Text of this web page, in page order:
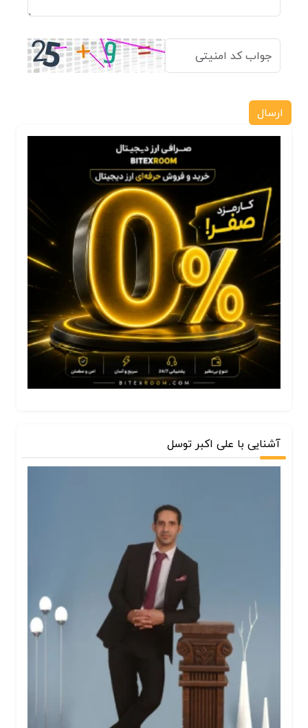
ارسال
آشنایی با علی اکبر توسل